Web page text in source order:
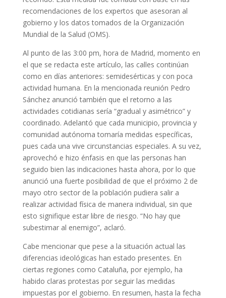
recomendaciones de los expertos que asesoran al
gobierno y los datos tomados de la Organización
Mundial de la Salud (OMS).
Al punto de las 3:00 pm, hora de Madrid, momento en
el que se redacta este artículo, las calles continúan
como en días anteriores: semidesérticas y con poca
actividad humana. En la mencionada reunión Pedro
Sánchez anunció también que el retorno a las
actividades cotidianas sería “gradual y asimétrico” y
coordinado. Adelantó que cada municipio, provincia y
comunidad autónoma tomaría medidas específicas,
pues cada una vive circunstancias especiales. A su vez,
aprovechó e hizo énfasis en que las personas han
seguido bien las indicaciones hasta ahora, por lo que
anunció una fuerte posibilidad de que el próximo 2 de
mayo otro sector de la población pudiera salir a
realizar actividad física de manera individual, sin que
esto signifique estar libre de riesgo. “No hay que
subestimar al enemigo”, aclaró.
Cabe mencionar que pese a la situación actual las
diferencias ideológicas han estado presentes. En
ciertas regiones como Cataluña, por ejemplo, ha
habido claras protestas por seguir las medidas
impuestas por el gobierno. En resumen, hasta la fecha